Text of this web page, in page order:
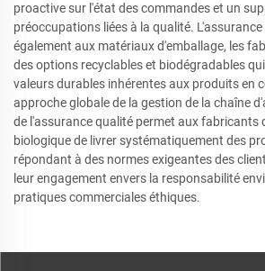
proactive sur l'état des commandes et un
préoccupations liées à la qualité.
également aux matériaux d'emballage, les
des options recyclables et biodégradables
valeurs durables inhérentes aux produits en
approche globale de la gestion de la chaîne
de l'assurance qualité permet aux fabricants
biologique de livrer systématiquement des
répondant à des normes exigeantes des
leur engagement envers la responsabilité
pratiques commerciales éthiques.